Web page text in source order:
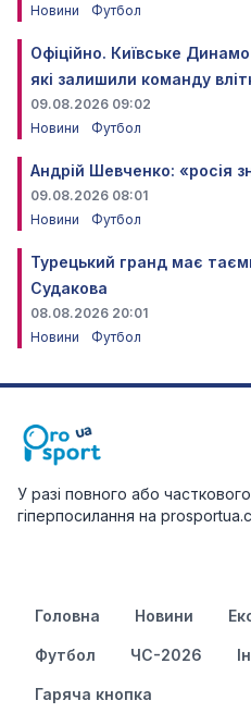
Новини
Футбол
Офіційно. Київське Динамо
які залишили команду
09.08.2026 09:02
Новини
Футбол
Андрій Шевченко: «росія
09.08.2026 08:01
Новини
Футбол
Турецький гранд має
Судакова
08.08.2026 20:01
Новини
Футбол
У разі повного або
гіперпосилання на
Головна Новини
Футбол ЧС-2026
Гаряча кнопка